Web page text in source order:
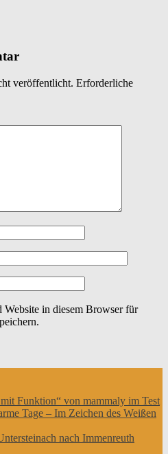
veröffentlicht. Erforderliche
in diesem Browser für
Funktion“ von mammaly im Test
Tage – Im Zeichen des Weißen
nach Immenreuth